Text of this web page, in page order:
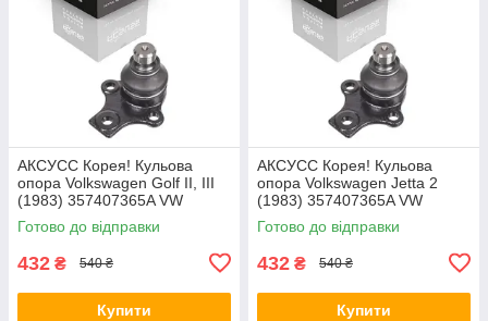
AКСУСС Корея! Кульова
опора Volkswagen Golf II, III
(1983) 357407365A VW
Гольф II, III. Aксусс Корея -
Оригинал!
Готово до відправки
432 ₴ 540 ₴
Купити
AКСУСС Корея! Кульова
опора Volkswagen Jetta 2
(1983) 357407365A VW
Джетта 2. Aксусс Корея -
Оригинал!
Готово до відправки
432 ₴ 540 ₴
Купити